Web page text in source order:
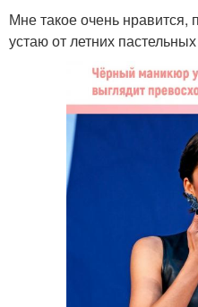
Мне такое очень нравится,
устаю от летних